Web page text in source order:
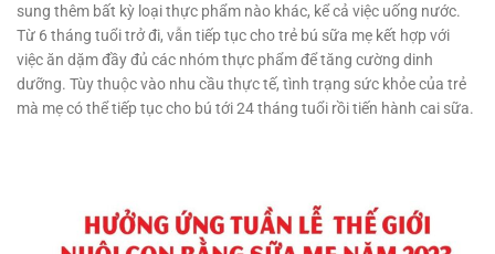
sung thêm bất kỳ loại thực phẩm nào khác, kể cả việc uống nước.
Từ 6 tháng tuổi trở đi, vẫn tiếp tục cho trẻ bú sữa mẹ kết hợp với
việc ăn dặm đầy đủ các nhóm thực phẩm để tăng cường dinh
dưỡng. Tùy thuộc vào nhu cầu thực tế, tình trạng sức khỏe của trẻ
mà mẹ có thể tiếp tục cho bú tới 24 tháng tuổi rồi tiến hành cai sữa.